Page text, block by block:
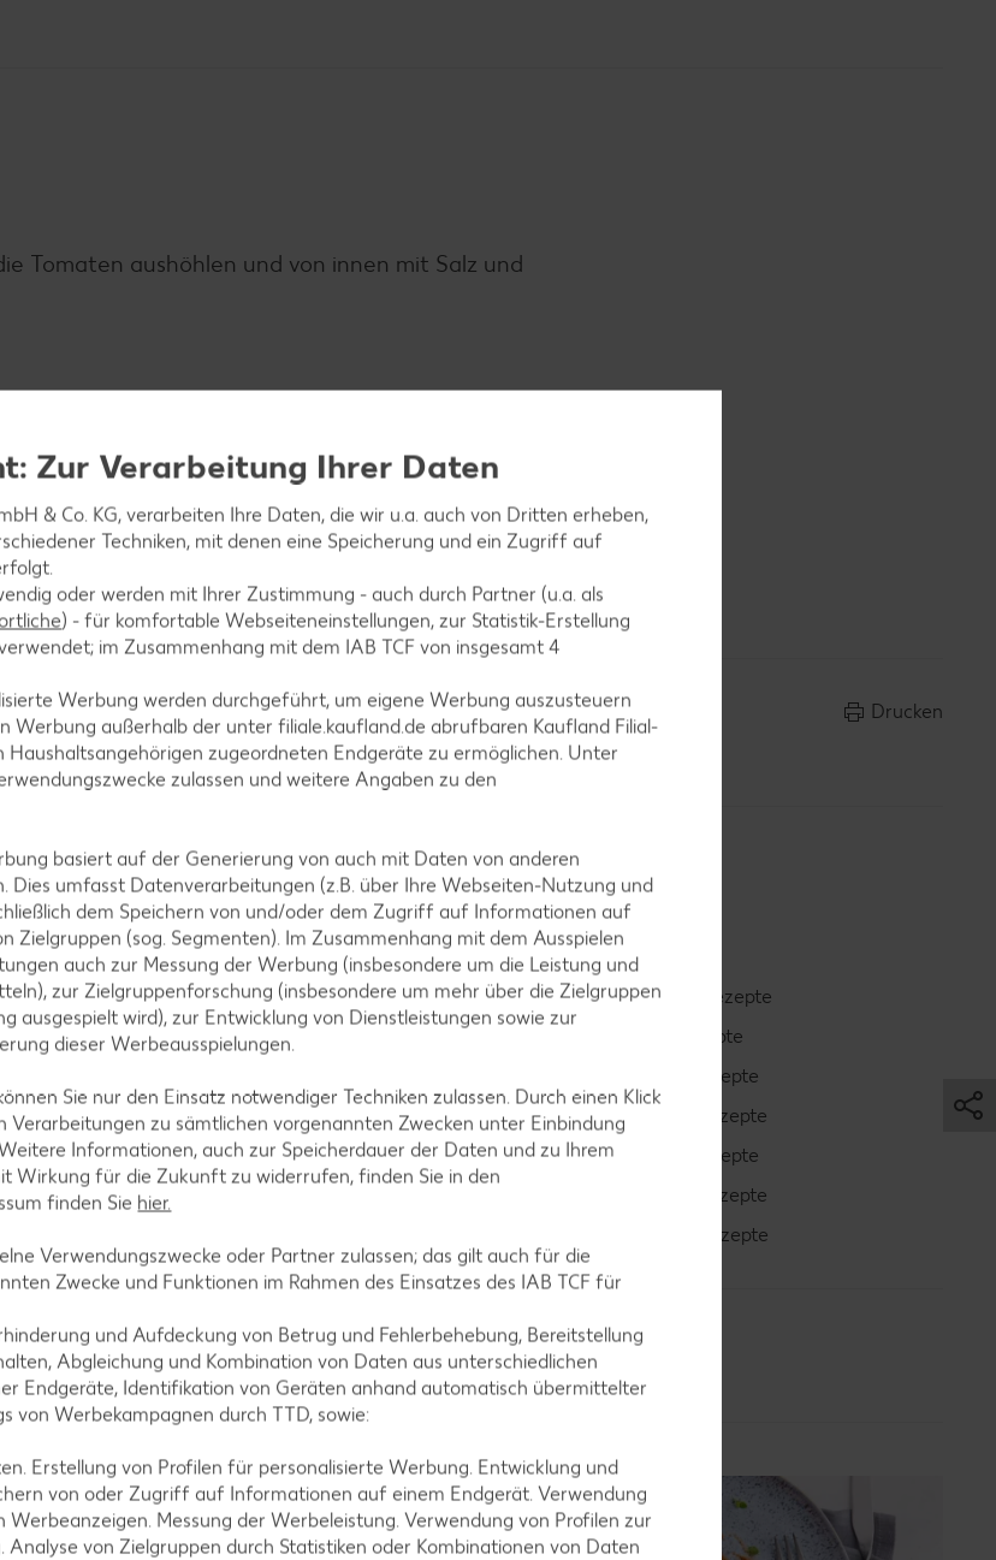
Tomaten aushöhlen und von innen mit Salz und
mit Salz und Pfeffer würzen und Rucola,
fixieren und servieren.
Drucken
Muffin-Rezepte
Apfelkuchen-Rezepte
Torten-Rezepte
Eis-Rezepte
Smoothie-Rezepte
Bowle-Rezepte
Cocktail-Rezepte
Avocado-Rezepte
Erdbeer-Rezepte
Blaubeer-Rezepte
Bananen-Rezepte
Zur Verarbeitung Ihrer Daten
& Co. KG, verarbeiten Ihre Daten, die wir u.a. auch von Dritten erheben,
Techniken, mit denen eine Speicherung und ein Zugriff auf
oder werden mit Ihrer Zustimmung - auch durch Partner (u.a. als
) - für komfortable Webseiteneinstellungen, zur Statistik-Erstellung
im Zusammenhang mit dem IAB TCF von insgesamt4
Werbung werden durchgeführt, um eigene Werbung auszusteuern
Werbung außerhalb der unter filiale.kaufland.de abrufbaren Kaufland Filial-
Haushaltsangehörigen zugeordneten Endgeräte zu ermöglichen. Unter
zulassen und weitere Angaben zu den
basiert auf der Generierung von auch mit Daten von anderen
Dies umfasst Datenverarbeitungen (z.B. über Ihre Webseiten-Nutzung und
dem Speichern von und/oder dem Zugriff auf Informationen auf
Zielgruppen (sog. Segmenten). Im Zusammenhang mit dem Ausspielen
auch zur Messung der Werbung (insbesondere um die Leistung und
zur Zielgruppenforschung (insbesondere um mehr über die Zielgruppen
ausgespielt wird), zur Entwicklung von Dienstleistungen sowie zur
dieser Werbeausspielungen.
Sie nur den Einsatz notwendiger Techniken zulassen. Durch einen Klick
Verarbeitungen zu sämtlichen vorgenannten Zwecken unter Einbindung
Informationen, auch zur Speicherdauer der Daten und zu Ihrem
Wirkung für die Zukunft zu widerrufen, finden Sie in den
finden Sie hier.
Verwendungszwecke oder Partner zulassen; das gilt auch für die
Zwecke und Funktionen im Rahmen des Einsatzes des IAB TCF für
und Aufdeckung von Betrug und Fehlerbehebung, Bereitstellung
Abgleichung und Kombination von Daten aus unterschiedlichen
Endgeräte, Identifikation von Geräten anhand automatisch übermittelter
von Werbekampagnen durch TTD, sowie:
Erstellung von Profilen für personalisierte Werbung. Entwicklung und
von oder Zugriff auf Informationen auf einem Endgerät. Verwendung
Messung der Werbeleistung. Verwendung von Profilen zur
von Zielgruppen durch Statistiken oder Kombinationen von Daten